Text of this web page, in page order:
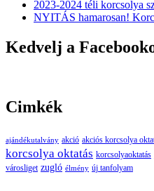
2023-2024 téli korcsolya
NYITÁS hamarosan!
Kedvelj a
Cimkék
ajándékutalvány akció akciós korcsolya
korcsolya oktatás korcsolyaoktatás
városliget zugló élmény új tanfolyam